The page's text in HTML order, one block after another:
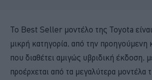
To Best Seller μοντέλο της Toyota
μικρή κατηγορία, από την προηγούμενη
που διαθέτει αμιγώς υβριδική έκδοση,
προέρχεται από τα μεγαλύτερα μοντέλα